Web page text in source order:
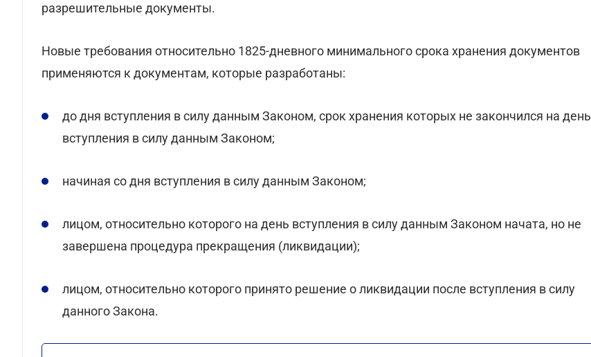
разрешительные документы.
Новые требования относительно 1825-дневного минимального срока хранения документов
применяются к документам, которые разработаны:
до дня вступления в силу данным Законом, срок хранения которых не закончился на день
вступления в силу данным Законом;
начиная со дня вступления в силу данным Законом;
лицом, относительно которого на день вступления в силу данным Законом начата, но не
завершена процедура прекращения (ликвидации);
лицом, относительно которого принято решение о ликвидации после вступления в силу
данного Закона.